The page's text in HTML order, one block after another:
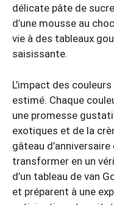
délicate pâte de
d’une mousse au
vie à des tableaux
saisissante.
L’impact des
estimé. Chaque
une promesse
exotiques et de la
gâteau
transformer en un
d’un tableau de van
et préparent à une